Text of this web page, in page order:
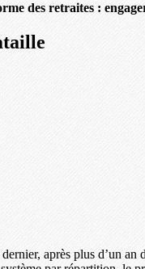
des retraites :
après plus d’un an